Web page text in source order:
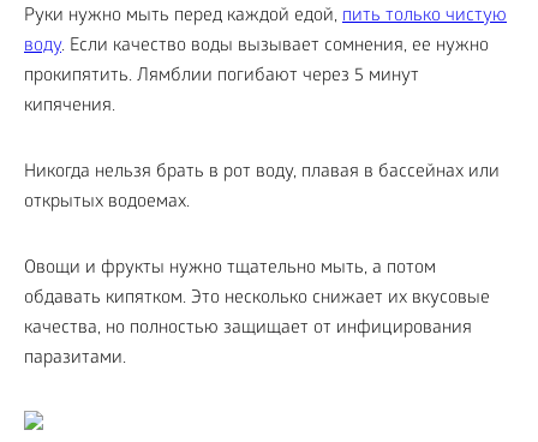
Руки нужно мыть перед каждой едой, пить только чистую
воду. Если качество воды вызывает сомнения, ее нужно
прокипятить. Лямблии погибают через 5 минут
кипячения.
Никогда нельзя брать в рот воду, плавая в бассейнах или
открытых водоемах.
Овощи и фрукты нужно тщательно мыть, а потом
обдавать кипятком. Это несколько снижает их вкусовые
качества, но полностью защищает от инфицирования
паразитами.